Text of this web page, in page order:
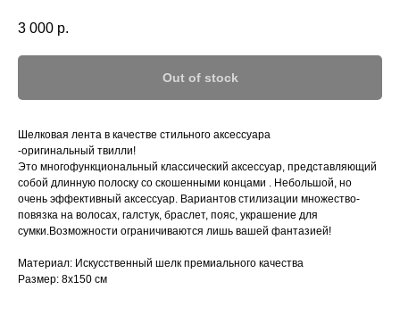
3 000 р.
Out of stock
Шелковая лента в качестве стильного аксессуара
-оригинальный твилли!
Это многофункциональный классический аксессуар, представляющий
собой длинную полоску со скошенными концами . Небольшой, но
очень эффективный аксессуар. Вариантов стилизации множество-
повязка на волосах, галстук, браслет, пояс, украшение для
сумки.Возможности ограничиваются лишь вашей фантазией!
Материал: Искусственный шелк премиального качества
Размер: 8х150 см